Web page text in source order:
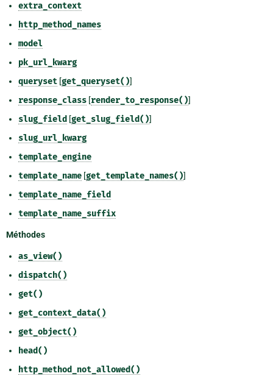
extra_context
http_method_names
model
pk_url_kwarg
queryset [get_queryset()]
response_class [render_to_response()]
slug_field [get_slug_field()]
slug_url_kwarg
template_engine
template_name [get_template_names()]
template_name_field
template_name_suffix
Méthodes
as_view()
dispatch()
get()
get_context_data()
get_object()
head()
http_method_not_allowed()